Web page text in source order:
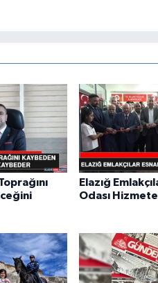
Elazığ
Odası Hizmete